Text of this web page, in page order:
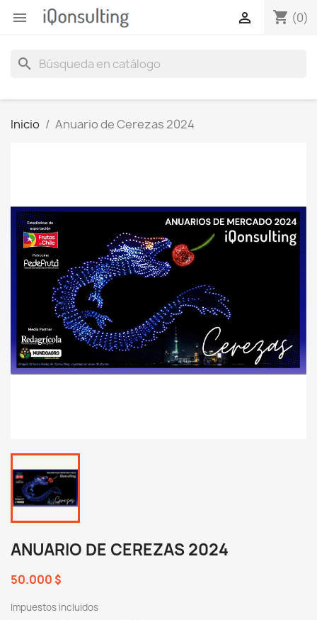
 shopping_cart (0)

search
Inicio Anuario de Cerezas 2024
ANUARIO DE CEREZAS 2024
50.000 $
Impuestos incluidos